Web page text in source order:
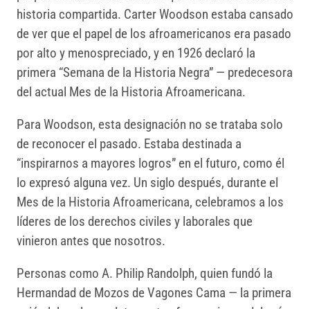
historia compartida. Carter Woodson estaba cansado
de ver que el papel de los afroamericanos era pasado
por alto y menospreciado, y en 1926 declaró la
primera “Semana de la Historia Negra” — predecesora
del actual Mes de la Historia Afroamericana.
Para Woodson, esta designación no se trataba solo
de reconocer el pasado. Estaba destinada a
“inspirarnos a mayores logros” en el futuro, como él
lo expresó alguna vez. Un siglo después, durante el
Mes de la Historia Afroamericana, celebramos a los
líderes de los derechos civiles y laborales que
vinieron antes que nosotros.
Personas como A. Philip Randolph, quien fundó la
Hermandad de Mozos de Vagones Cama — la primera